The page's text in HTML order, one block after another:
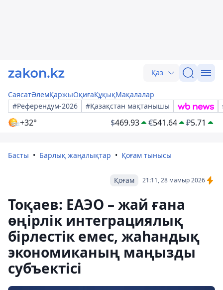
Қаз
СаясатӘлемҚаржыОқиғаҚұқықМақалалар
#Референдум-2026
#Қазақстан мақтанышы
+32° $469.93 €541.64 ₽5.71
Басты Барлық жаңалықтар Қоғам тынысы
21:11, 28 мамыр 2026
Қоғам
Тоқаев: ЕАЭО – жай ғана
өңірлік интеграциялық
бірлестік емес, жаһандық
экономиканың маңызды
субъектісі